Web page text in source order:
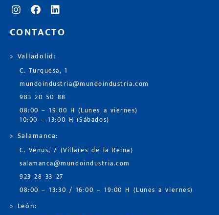
CONTACTO
> Valladolid:
C. Turquesa, 1
mundoindustria@mundoindustria.com
983 20 50 88
08:00 – 19:00 H (Lunes a viernes)
10:00 – 13:00 H (Sábados)
> Salamanca:
C. Venus, 7 (Villares de la Reina)
salamanca@mundoindustria.com
923 28 33 27
08:00 – 13:30 / 16:00 – 19:00 H (Lunes a viernes)
> León: